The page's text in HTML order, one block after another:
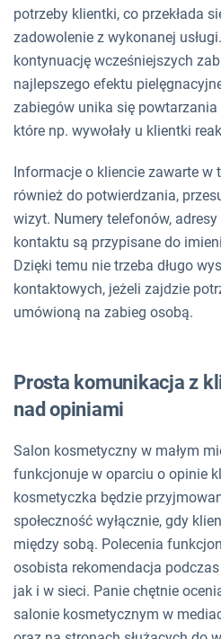
potrzeby klientki, co przekłada
zadowolenie z wykonanej
kontynuację wcześniejszych
najlepszego efektu
zabiegów unika się
które np. wywołały u klientki
Informacje o kliencie zawarte w
również do potwierdzania,
wizyt. Numery telefonów,
kontaktu są przypisane do
Dzięki temu nie trzeba długo
kontaktowych, jeżeli zajdzie
umówioną na zabieg osobą.
Prosta komunikacja z
nad opiniami
Salon kosmetyczny w małym
funkcjonuje w oparciu o opinie
kosmetyczka będzie
społeczność wyłącznie, gdy
między sobą. Polecenia
osobista rekomendacja
jak i w sieci. Panie chętnie
salonie kosmetycznym w